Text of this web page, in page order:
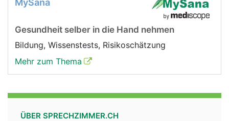
MySana
Gesundheit selber in die Hand nehmen
Bildung, Wissenstests, Risikoschätzung
Mehr zum Thema
ÜBER SPRECHZIMMER.CH